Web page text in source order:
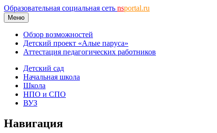
Образовательная социальная сеть nsportal.ru
Меню
Обзор возможностей
Детский проект «Алые паруса»
Аттестация педагогических работников
Детский сад
Начальная школа
Школа
НПО и СПО
ВУЗ
Навигация